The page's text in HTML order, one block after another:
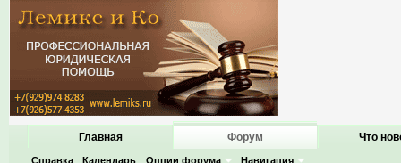
Главная Форум
Справка Календарь Опции форума Навигация
Что